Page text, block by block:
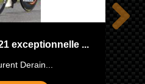
exceptionnelle ...
Derain...